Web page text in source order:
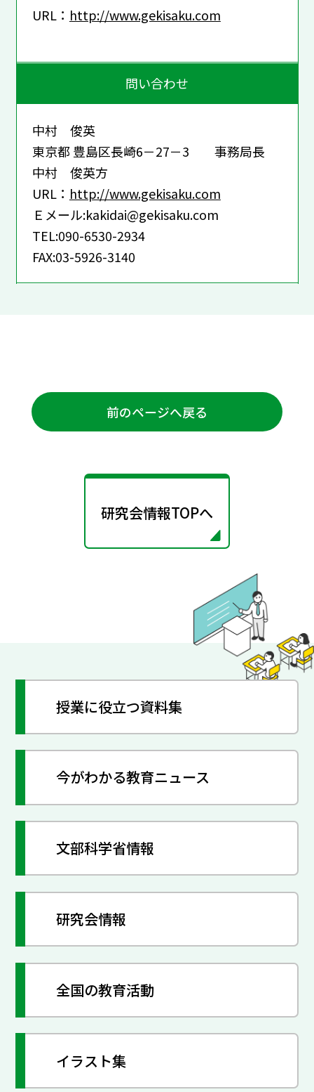
URL： http://www.gekisaku.com
問い合わせ
中村 俊英
東京都 豊島区長崎6－27－3 事務局長
中村 俊英方
URL： http://www.gekisaku.com
Ｅメール:kakidai@gekisaku.com
TEL:090-6530-2934
FAX:03-5926-3140
前のページへ戻る
研究会情報TOPへ
授業に役立つ資料集
今がわかる教育ニュース
文部科学省情報
研究会情報
全国の教育活動
イラスト集